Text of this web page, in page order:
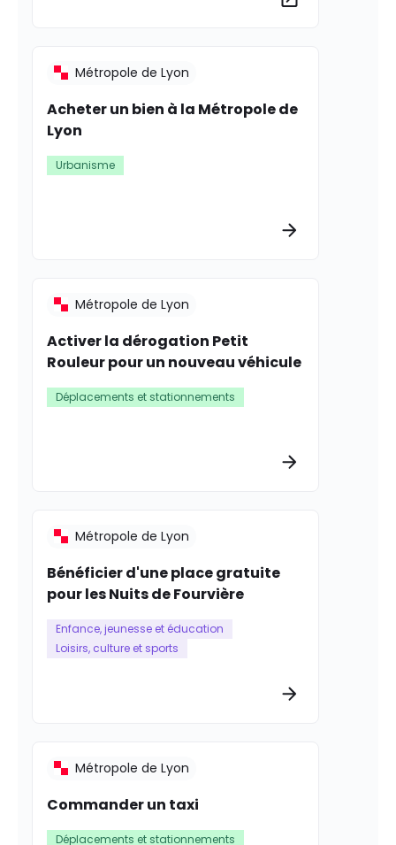
Acheter un bien à la Métropole de
Lyon
Métropole de Lyon
Urbanisme
Activer la dérogation Petit
Rouleur pour un nouveau véhicule
Métropole de Lyon
Déplacements et stationnements
Bénéficier d'une place gratuite
pour les Nuits de Fourvière
Métropole de Lyon
Enfance, jeunesse et éducation
Loisirs, culture et sports
Commander un taxi
Métropole de Lyon
Déplacements et stationnements